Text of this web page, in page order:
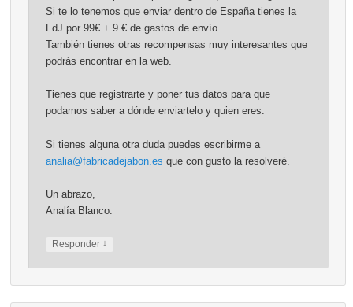
Si te lo tenemos que enviar dentro de España tienes la
FdJ por 99€ + 9 € de gastos de envío.
También tienes otras recompensas muy interesantes que
podrás encontrar en la web.
Tienes que registrarte y poner tus datos para que
podamos saber a dónde enviartelo y quien eres.
Si tienes alguna otra duda puedes escribirme a
analia@fabricadejabon.es que con gusto la resolveré.
Un abrazo,
Analía Blanco.
Responder ↓